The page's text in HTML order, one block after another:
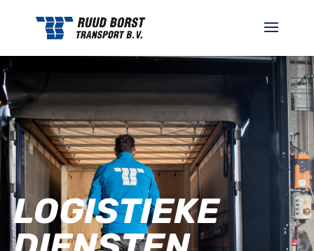
LOGISTIEKE